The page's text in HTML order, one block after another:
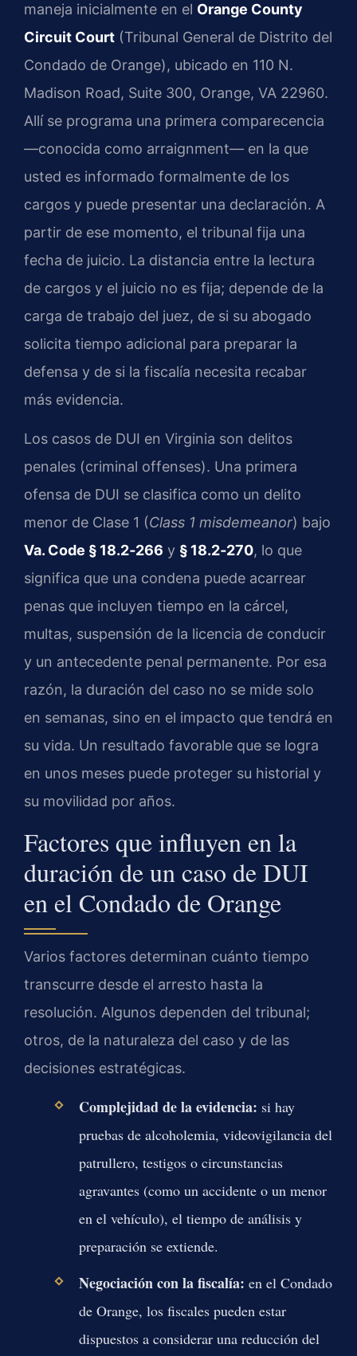
maneja inicialmente en el Orange County
Circuit Court (Tribunal General de Distrito del
Condado de Orange), ubicado en 110 N.
Madison Road, Suite 300, Orange, VA 22960.
Allí se programa una primera comparecencia
—conocida como arraignment— en la que
usted es informado formalmente de los
cargos y puede presentar una declaración. A
partir de ese momento, el tribunal fija una
fecha de juicio. La distancia entre la lectura
de cargos y el juicio no es fija; depende de la
carga de trabajo del juez, de si su abogado
solicita tiempo adicional para preparar la
defensa y de si la fiscalía necesita recabar
más evidencia.
Los casos de DUI en Virginia son delitos
penales (criminal offenses). Una primera
ofensa de DUI se clasifica como un delito
menor de Clase 1 (Class 1 misdemeanor) bajo
Va. Code § 18.2‑266 y § 18.2‑270, lo que
significa que una condena puede acarrear
penas que incluyen tiempo en la cárcel,
multas, suspensión de la licencia de conducir
y un antecedente penal permanente. Por esa
razón, la duración del caso no se mide solo
en semanas, sino en el impacto que tendrá en
su vida. Un resultado favorable que se logra
en unos meses puede proteger su historial y
su movilidad por años.
Factores que influyen en la
duración de un caso de DUI
en el Condado de Orange
Varios factores determinan cuánto tiempo
transcurre desde el arresto hasta la
resolución. Algunos dependen del tribunal;
otros, de la naturaleza del caso y de las
decisiones estratégicas.
Complejidad de la evidencia: si hay
pruebas de alcoholemia, videovigilancia del
patrullero, testigos o circunstancias
agravantes (como un accidente o un menor
en el vehículo), el tiempo de análisis y
preparación se extiende.
Negociación con la fiscalía: en el Condado
de Orange, los fiscales pueden estar
dispuestos a considerar una reducción del